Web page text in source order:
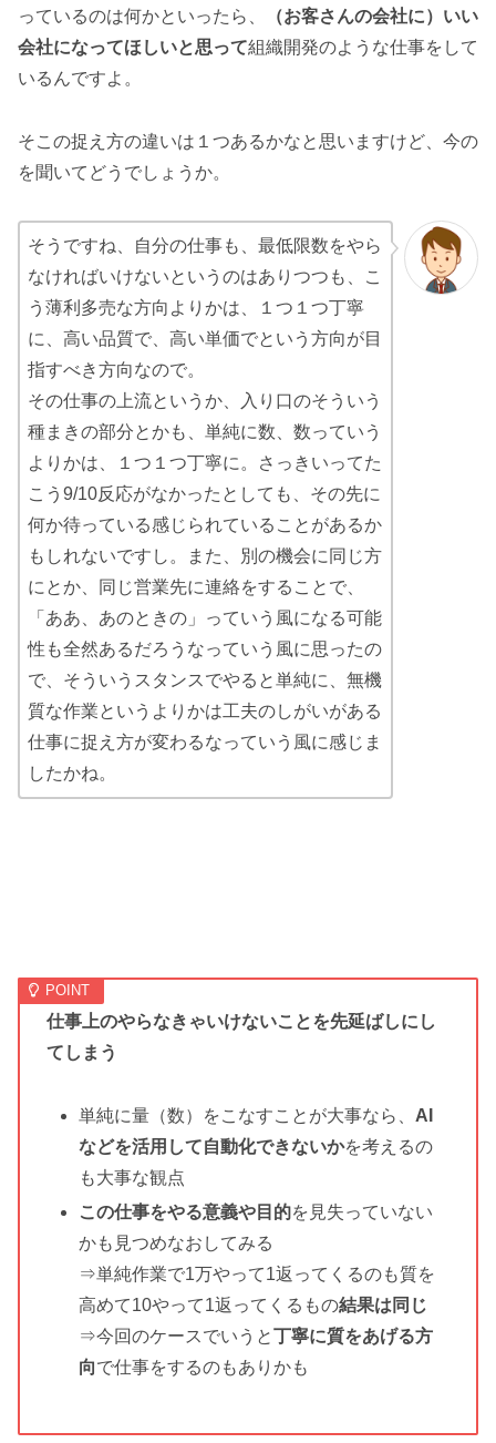
っているのは何かといったら、
（お客さんの会社に）いい
会社になってほしいと思って組織開発のような仕事をして
いるんですよ。
そこの捉え方の違いは１つあるかなと思いますけど、今の
を聞いてどうでしょうか。
そうですね、自分の仕事も、最低限数をやら
なければいけないというのはありつつも、こ
う薄利多売な方向よりかは、１つ１つ丁寧
に、高い品質で、高い単価でという方向が目
指すべき方向なので。
その仕事の上流というか、入り口のそういう
種まきの部分とかも、単純に数、数っていう
よりかは、１つ１つ丁寧に。さっきいってた
こう9/10反応がなかったとしても、その先に
何か待っている感じられていることがあるか
もしれないですし。また、別の機会に同じ方
にとか、同じ営業先に連絡をすることで、
「ああ、あのときの」っていう風になる可能
性も全然あるだろうなっていう風に思ったの
で、そういうスタンスでやると単純に、無機
質な作業というよりかは工夫のしがいがある
仕事に捉え方が変わるなっていう風に感じま
したかね。
仕事上のやらなきゃいけないことを先延ばしにし
てしまう
単純に量（数）をこなすことが大事なら、 AI
などを活用して自動化できないかを考えるの
も大事な観点
この仕事をやる意義や目的を見失っていない
かも見つめなおしてみる
⇒単純作業で1万やって1返ってくるのも質を
高めて10やって1返ってくるもの結果は同じ
⇒今回のケースでいうと丁寧に質をあげる方
向で仕事をするのもありかも